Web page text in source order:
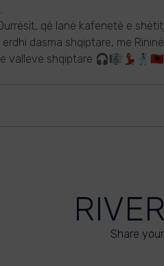
që lanë kafenetë e
dasma shqiptare, me
e valleve shqiptare
Share